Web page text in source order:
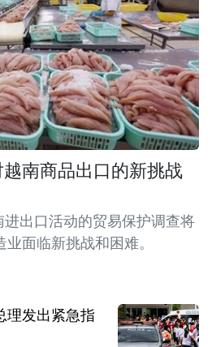
南商品出口的新挑战
进出口活动的贸易保护调查将
面临新挑战和困难。
理发出紧急指